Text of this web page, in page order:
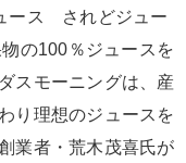
ース されどジュー
の100％ジュースを
スモーニングは、産
り理想のジュースを
業者・荒木茂喜氏が